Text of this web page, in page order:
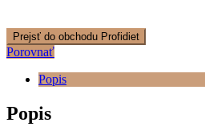
Prejsť do obchodu Profidiet
Porovnať
Popis
Popis